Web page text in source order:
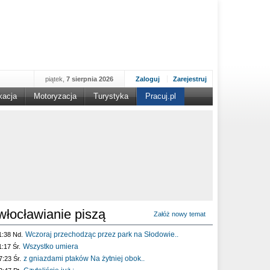
Zaloguj Zarejestruj
piątek, 7 sierpnia 2026
Motoryzacja Turystyka Pracuj.pl
piszą Załóż nowy temat
Nd. Wczoraj przechodząc przez park na Słodowie..
Śr. Wszystko umiera
Śr. z gniazdami ptaków Na żytniej obok..